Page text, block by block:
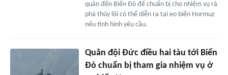
quân đến Biển Đỏ để chuẩn bị cho nhiệm vụ rà
phá thủy lôi có thể diễn ra tại eo biển Hormuz
nếu tình hình yêu cầu.
Quân đội Đức điều hai tàu tới Biển
Đỏ chuẩn bị tham gia nhiệm vụ ở